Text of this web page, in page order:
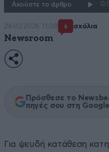
Ακούστε το άρθρο
26·02·2026 11:08 6 σχόλια
Newsroom
Πρόσθεσε το
πηγές σου στη Google
Για ψευδή κατάθεση